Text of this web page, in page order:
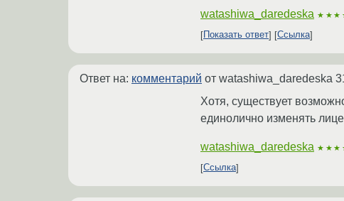
watashiwa_daredeska
Показать ответ Ссылка
Ответ на: комментарий от watashiwa_daredeska
Хотя, существует
единолично изменять
watashiwa_daredeska
Ссылка